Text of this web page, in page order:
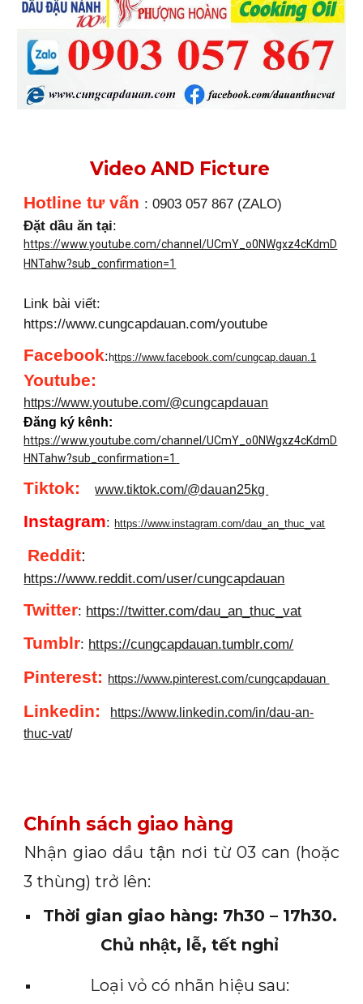
Video AND Ficture
Hotline tư vấn : 0903 057 867 (ZALO)
Đặt dầu ăn tại:
https://www.youtube.com/channel/UCmY_o0NWgxz4cKdmD
HNTahw?sub_confirmation=1
Link bài viết:
https://www.cungcapdauan.com/youtube
Facebook: https://www.facebook.com/cungcap.dauan.1
Youtube:
https://www.youtube.com/@cungcapdauan
Đăng ký kênh:
https://www.youtube.com/channel/UCmY_o0NWgxz4cKdmD
HNTahw?sub_confirmation=1
Tiktok:www.tiktok.com/@dauan25kg
Instagram: https://www.instagram.com/dau_an_thuc_vat
Reddit:
https://www.reddit.com/user/cungcapdauan
Twitter: https://twitter.com/dau_an_thuc_vat
Tumblr: https://cungcapdauan.tumblr.com/
Pinterest: https://www.pinterest.com/cungcapdauan
Linkedin:
https://www.linkedin.com/in/dau-an-
thuc-vat/
Chính sách giao hàng
Nhận giao dầu tận nơi từ 03 can (hoặc
3 thùng) trở lên:
Thời gian giao hàng: 7h30 – 17h30.
Chủ nhật, lễ, tết nghỉ
Loại vỏ có nhãn hiệu sau: